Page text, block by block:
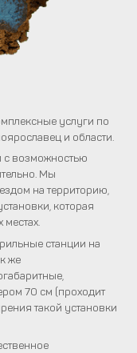
услуги по
и области.
с возможностью
Мы
на территорию,
которая
станции на
же
70 см (проходит
такой установки